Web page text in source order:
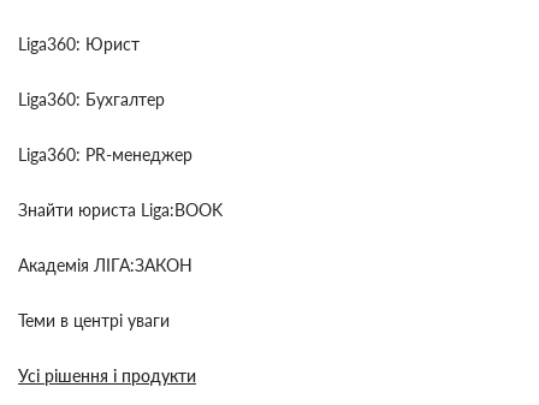
Liga360: Юрист
Liga360: Бухгалтер
Liga360: PR-менеджер
Знайти юриста Liga:BOOK
Академія ЛІГА:ЗАКОН
Теми в центрі уваги
Усі рішення і продукти